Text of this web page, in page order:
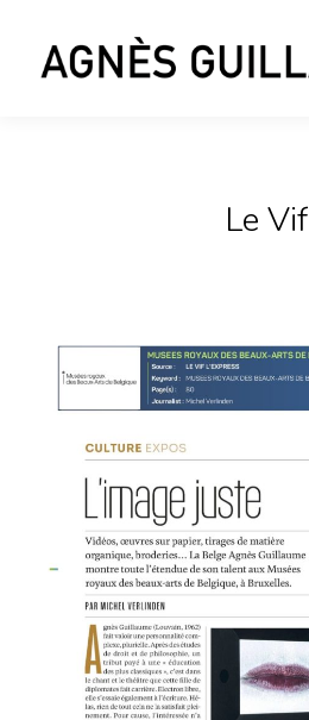
Le Vif